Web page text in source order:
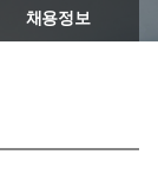
채용정보